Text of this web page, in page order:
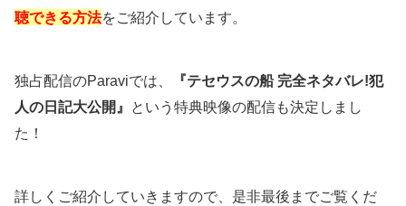
聴できる方法をご紹介しています。
独占配信のParaviでは、
『テセウスの船 完全ネタバレ!犯
人の日記大公開』 という特典映像の配信も決定しまし
た！
詳しくご紹介していきますので、是非最後までご覧くだ